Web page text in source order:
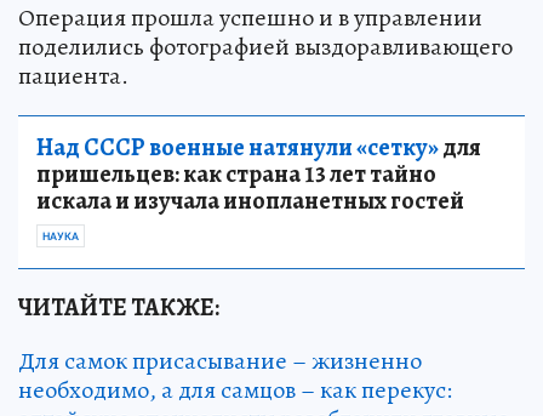
Операция прошла успешно и в управлении
поделились фотографией выздоравливающего
пациента.
Над СССР военные натянули «сетку»для
пришельцев: как страна 13 лет тайно
искала и изучала инопланетных гостей
НАУКА
ЧИТАЙТЕ ТАКЖЕ:
Для самок присасывание – жизненно
необходимо, а для самцов – как перекус: